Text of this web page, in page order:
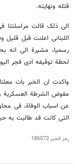
قتله ونهایته.
الى ذلک قالت مراسلتنا
اللبنانی اعلنت قبل قلیل
رسمیا، مشیرة الى انه
لحظة توقیفه ادى فجر
واکدت ان الخبر بات
مفوض الشرطة العسکریة
عن اسباب الوفاة، فی
التی کانت قد طالبت به
رمز الخبر186072